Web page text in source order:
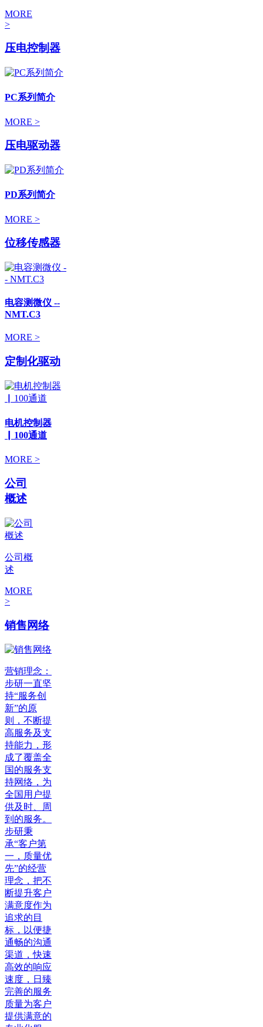
MORE
>
压电控制器
PC系列简介
MORE >
压电驱动器
PD系列简介
MORE >
位移传感器
电容测微仪 --
NMT.C3
MORE >
定制化驱动
电机控制器
▏100通道
MORE >
公司
概述
公司概
述
MORE
>
销售网络
营销理念：
步研一直坚
持“服务创
新”的原
则，不断提
高服务及支
持能力，形
成了覆盖全
国的服务支
持网络，为
全国用户提
供及时、周
到的服务。
步研秉
承“客户第
一，质量优
先”的经营
理念，把不
断提升客户
满意度作为
追求的目
标，以便捷
通畅的沟通
渠道，快速
高效的响应
速度，日臻
完善的服务
质量为客户
提供满意的